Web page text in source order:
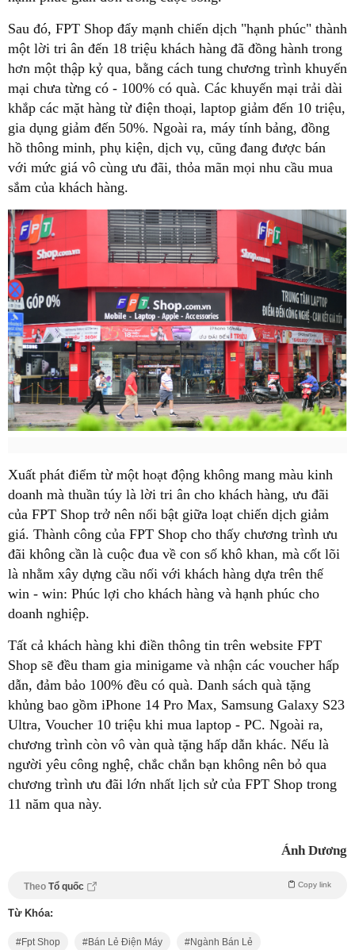
Sau đó, FPT Shop đẩy mạnh chiến dịch "hạnh phúc" thành
một lời tri ân đến 18 triệu khách hàng đã đồng hành trong
hơn một thập kỷ qua, bằng cách tung chương trình khuyến
mại chưa từng có - 100% có quà. Các khuyến mại trải dài
khắp các mặt hàng từ điện thoại, laptop giảm đến 10 triệu,
gia dụng giảm đến 50%. Ngoài ra, máy tính bảng, đồng
hồ thông minh, phụ kiện, dịch vụ, cũng đang được bán
với mức giá vô cùng ưu đãi, thỏa mãn mọi nhu cầu mua
sắm của khách hàng.
Xuất phát điểm từ một hoạt động không mang màu kinh
doanh mà thuần túy là lời tri ân cho khách hàng, ưu đãi
của FPT Shop trở nên nổi bật giữa loạt chiến dịch giảm
giá. Thành công của FPT Shop cho thấy chương trình ưu
đãi không cần là cuộc đua về con số khô khan, mà cốt lõi
là nhằm xây dựng cầu nối với khách hàng dựa trên thế
win - win: Phúc lợi cho khách hàng và hạnh phúc cho
doanh nghiệp.
Tất cả khách hàng khi điền thông tin trên website FPT
Shop sẽ đều tham gia minigame và nhận các voucher hấp
dẫn, đảm bảo 100% đều có quà. Danh sách quà tặng
khủng bao gồm iPhone 14 Pro Max, Samsung Galaxy S23
Ultra, Voucher 10 triệu khi mua laptop - PC. Ngoài ra,
chương trình còn vô vàn quà tặng hấp dẫn khác. Nếu là
người yêu công nghệ, chắc chắn bạn không nên bỏ qua
chương trình ưu đãi lớn nhất lịch sử của FPT Shop trong
11 năm qua này.
Ánh Dương
Theo Tổ quốc Copy link
Từ Khóa:
Fpt Shop Bán Lẻ Điện Máy Ngành Bán Lẻ